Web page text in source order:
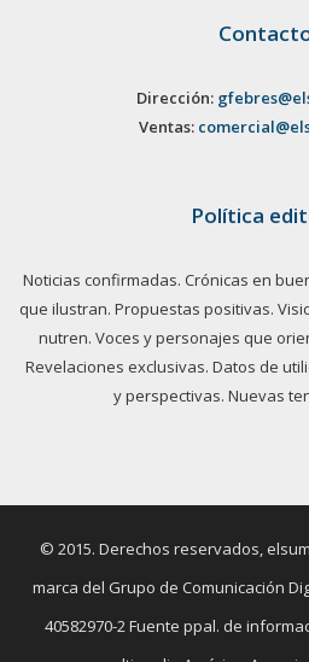
Dirección:
Ventas:
Política
Noticias confirmadas. Crónicas en
que ilustran. Propuestas positivas.
nutren. Voces y personajes que
Revelaciones exclusivas. Datos de
y perspectivas. Nuevas
© 2015. Derechos reservados,
marca del Grupo de Comunicación
40582970-2 Fuente ppal. de